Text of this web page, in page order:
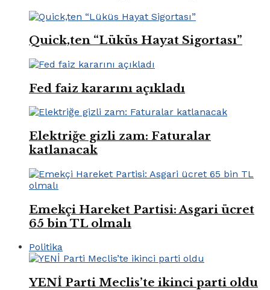
Quick,ten “Lüküs Hayat Sigortası”
Fed faiz kararını açıkladı
Elektriğe gizli zam: Faturalar
katlanacak
Emekçi Hareket Partisi: Asgari ücret
65 bin TL olmalı
Politika
YENİ Parti Meclis’te ikinci parti oldu